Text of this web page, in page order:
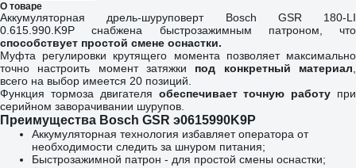
О товаре
Аккумуляторная дрель-шуруповерт Bosch GSR 180-LI
0.615.990.K9P снабжена быстрозажимным патроном, что
способствует простой смене оснастки.
Муфта регулировки крутящего момента позволяет максимально
точно настроить момент затяжки под конкретный материал
всего на выбор имеется 20 позиций.
Функция тормоза двигателя обеспечивает точную работу при
серийном заворачивании шурупов.
Преимущества Bosch GSR э0615990K9P
Аккумуляторная технология избавляет оператора от
необходимости следить за шнуром питания;
Быстрозажимной патрон - для простой смены оснастки;